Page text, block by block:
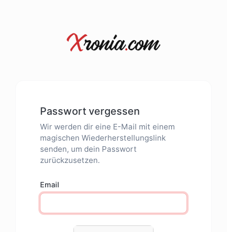
Passwort vergessen
Wir werden dir eine E-Mail mit einem
magischen Wiederherstellungslink
senden, um dein Passwort
zurückzusetzen.
Email